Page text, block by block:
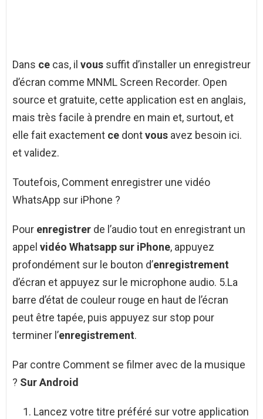
Dans ce cas, il vous suffit d’installer un enregistreur
d’écran comme MNML Screen Recorder. Open
source et gratuite, cette application est en anglais,
mais très facile à prendre en main et, surtout, et
elle fait exactement ce dontvous avez besoin ici.
et validez.
Toutefois, Comment enregistrer une vidéo
WhatsApp sur iPhone ?
Pour enregistrer de l’audio tout en enregistrant un
appel vidéo Whatsapp sur iPhone, appuyez
profondément sur le bouton d’enregistrement
d’écran et appuyez sur le microphone audio. 5.La
barre d’état de couleur rouge en haut de l’écran
peut être tapée, puis appuyez sur stop pour
terminer l’enregistrement.
Par contre Comment se filmer avec de la musique
? SurAndroid
Lancez votre titre préféré sur votre application